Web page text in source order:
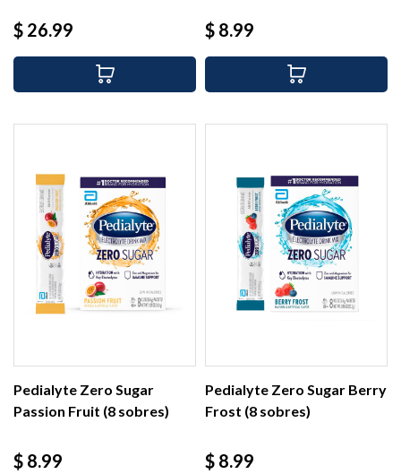
Precio
$ 26.99 Precio
$ 8.99
Pedialyte Zero Sugar
Passion Fruit (8 sobres)
Precio
$ 8.99
Pedialyte Zero Sugar Berry
Frost (8 sobres)
Precio
$ 8.99